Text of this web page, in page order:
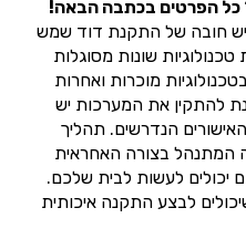
כל הפרטים בכתבה הבאה!
יש חובה של התקנת דוד שמש
שונות מסוגלות
מוכרות ואחרות
להתקין את המערכות יש
הנדרשים. תהליך
המתנהל בצורה האחראית
יכולים לעשות לבית שלכם.
לבצע התקנה איכותית